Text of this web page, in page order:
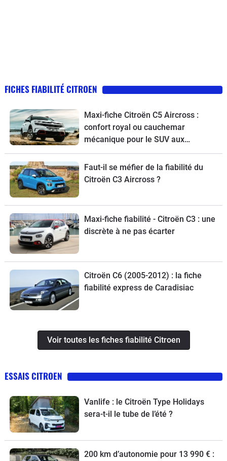
FICHES FIABILITÉ CITROEN
Maxi-fiche Citroën C5 Aircross :
confort royal ou cauchemar
mécanique pour le SUV aux
chevrons ?
Faut-il se méfier de la fiabilité du
Citroën C3 Aircross ?
Maxi-fiche fiabilité - Citroën C3 : une
discrète à ne pas écarter
Citroën C6 (2005-2012) : la fiche
fiabilité express de Caradisiac
Voir toutes les fiches fiabilité Citroen
ESSAIS CITROEN
Vanlife : le Citroën Type Holidays
sera-t-il le tube de l’été ?
200 km d’autonomie pour 13 990 € :